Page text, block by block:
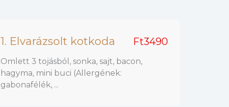
1. Elvarázsolt kotkoda Ft3490
Omlett 3 tojásból, sonka, sajt, bacon,
hagyma, mini buci (Allergének:
gabonafélék, ...